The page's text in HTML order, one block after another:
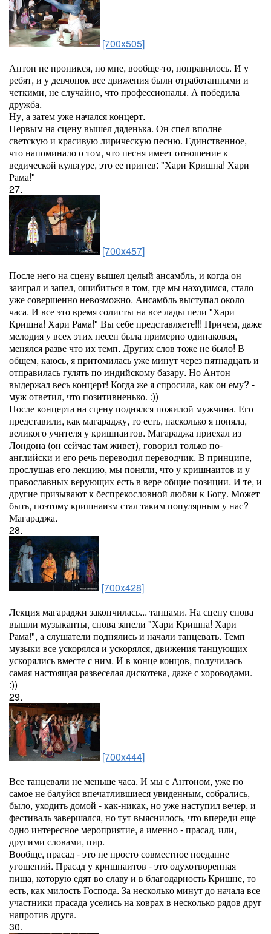
[700x505]
Антон не проникся, но мне, вообще-то, понравилось. И у
ребят, и у девчонок все движения были отработанными и
четкими, не случайно, что профессионалы. А победила
дружба.
Ну, а затем уже начался концерт.
Первым на сцену вышел дяденька. Он спел вполне
светскую и красивую лирическую песню. Единственное,
что напоминало о том, что песня имеет отношение к
ведической культуре, это ее припев: "Хари Кришна! Хари
Рама!"
27.
[700x457]
После него на сцену вышел целый ансамбль, и когда он
заиграл и запел, ошибиться в том, где мы находимся, стало
уже совершенно невозможно. Ансамбль выступал около
часа. И все это время солисты на все лады пели "Хари
Кришна! Хари Рама!" Вы себе представляете!!! Причем, даже
мелодия у всех этих песен была примерно одинаковая,
менялся разве что их темп. Других слов тоже не было! В
общем, каюсь, я притомилась уже минут через пятнадцать и
отправилась гулять по индийскому базару. Но Антон
выдержал весь концерт! Когда же я спросила, как он ему? -
муж ответил, что позитивненько. :))
После концерта на сцену поднялся пожилой мужчина. Его
представили, как магараджу, то есть, насколько я поняла,
великого учителя у кришнаитов. Магараджа приехал из
Лондона (он сейчас там живет), говорил только по-
английски и его речь переводил переводчик. В принципе,
прослушав его лекцию, мы поняли, что у кришнаитов и у
православных верующих есть в вере общие позиции. И те, и
другие призывают к беспрекословной любви к Богу. Может
быть, поэтому кришнаизм стал таким популярным у нас?
Магараджа.
28.
[700x428]
Лекция магараджи закончилась... танцами. На сцену снова
вышли музыканты, снова запели "Хари Кришна! Хари
Рама!", а слушатели поднялись и начали танцевать. Темп
музыки все ускорялся и ускорялся, движения танцующих
ускорялись вместе с ним. И в конце концов, получилась
самая настоящая развеселая дискотека, даже с хороводами.
:))
29.
[700x444]
Все танцевали не меньше часа. И мы с Антоном, уже по
самое не балуйся впечатлившиеся увиденным, собрались,
было, уходить домой - как-никак, но уже наступил вечер, и
фестиваль завершался, но тут выяснилось, что впереди еще
одно интересное мероприятие, а именно - прасад, или,
другими словами, пир.
Вообще, прасад - это не просто совместное поедание
угощений. Прасад у кришнаитов - это одухотворенная
пища, которую едят во славу и в благодарность Кришне, то
есть, как милость Господа. За несколько минут до начала все
участники прасада уселись на коврах в несколько рядов друг
напротив друга.
30.